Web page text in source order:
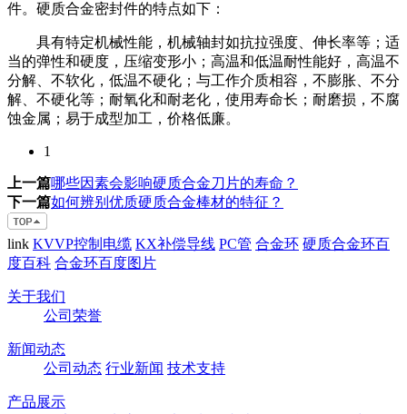
件。硬质合金密封件的特点如下：
具有特定机械性能，机械轴封如抗拉强度、伸长率等；适
当的弹性和硬度，压缩变形小；高温和低温耐性能好，高温不
分解、不软化，低温不硬化；与工作介质相容，不膨胀、不分
解、不硬化等；耐氧化和耐老化，使用寿命长；耐磨损，不腐
蚀金属；易于成型加工，价格低廉。
1
上一篇哪些因素会影响硬质合金刀片的寿命？
下一篇如何辨别优质硬质合金棒材的特征？
link KVVP控制电缆 KX补偿导线 PC管 合金环 硬质合金环百
度百科 合金环百度图片
关于我们
公司荣誉
新闻动态
公司动态 行业新闻 技术支持
产品展示